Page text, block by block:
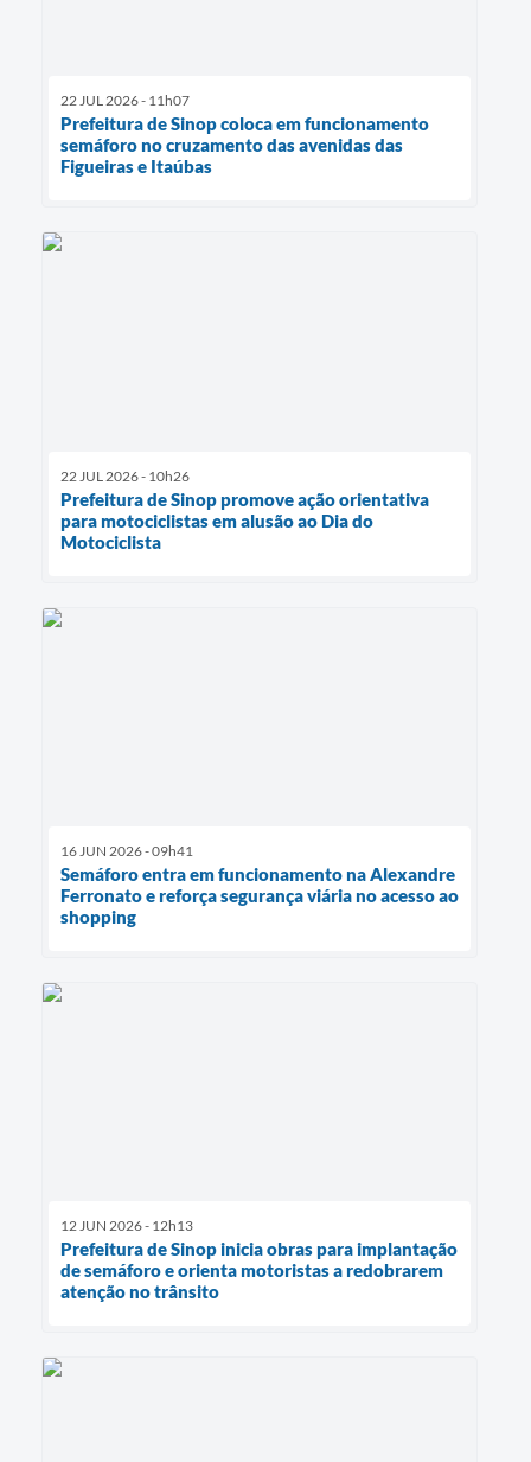
22 JUL 2026 - 11h07
Prefeitura de Sinop coloca em funcionamento
semáforo no cruzamento das avenidas das
Figueiras e Itaúbas
22 JUL 2026 - 10h26
Prefeitura de Sinop promove ação orientativa
para motociclistas em alusão ao Dia do
Motociclista
16 JUN 2026 - 09h41
Semáforo entra em funcionamento na Alexandre
Ferronato e reforça segurança viária no acesso ao
shopping
12 JUN 2026 - 12h13
Prefeitura de Sinop inicia obras para implantação
de semáforo e orienta motoristas a redobrarem
atenção no trânsito